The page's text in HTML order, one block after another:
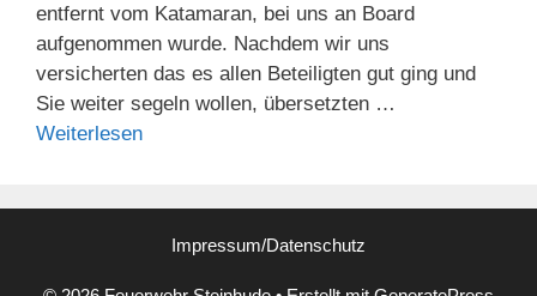
entfernt vom Katamaran, bei uns an Board
aufgenommen wurde. Nachdem wir uns
versicherten das es allen Beteiligten gut ging und
Sie weiter segeln wollen, übersetzten …
Weiterlesen
Impressum/Datenschutz